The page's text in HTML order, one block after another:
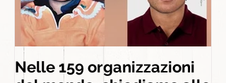
Nelle 159 organizzazioni